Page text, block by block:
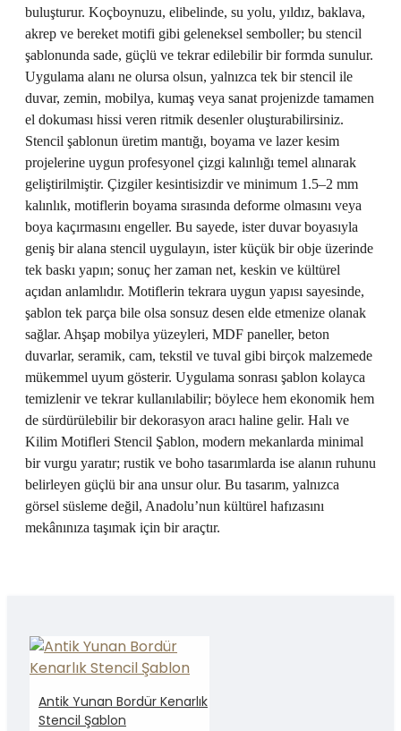
buluşturur. Koçboynuzu, elibelinde, su yolu, yıldız, baklava,
akrep ve bereket motifi gibi geleneksel semboller; bu stencil
şablonunda sade, güçlü ve tekrar edilebilir bir formda sunulur.
Uygulama alanı ne olursa olsun, yalnızca tek bir stencil ile
duvar, zemin, mobilya, kumaş veya sanat projenizde tamamen
el dokuması hissi veren ritmik desenler oluşturabilirsiniz.
Stencil şablonun üretim mantığı, boyama ve lazer kesim
projelerine uygun profesyonel çizgi kalınlığı temel alınarak
geliştirilmiştir. Çizgiler kesintisizdir ve minimum 1.5–2 mm
kalınlık, motiflerin boyama sırasında deforme olmasını veya
boya kaçırmasını engeller. Bu sayede, ister duvar boyasıyla
geniş bir alana stencil uygulayın, ister küçük bir obje üzerinde
tek baskı yapın; sonuç her zaman net, keskin ve kültürel
açıdan anlamlıdır. Motiflerin tekrara uygun yapısı sayesinde,
şablon tek parça bile olsa sonsuz desen elde etmenize olanak
sağlar. Ahşap mobilya yüzeyleri, MDF paneller, beton
duvarlar, seramik, cam, tekstil ve tuval gibi birçok malzemede
mükemmel uyum gösterir. Uygulama sonrası şablon kolayca
temizlenir ve tekrar kullanılabilir; böylece hem ekonomik hem
de sürdürülebilir bir dekorasyon aracı haline gelir. Halı ve
Kilim Motifleri Stencil Şablon, modern mekanlarda minimal
bir vurgu yaratır; rustik ve boho tasarımlarda ise alanın ruhunu
belirleyen güçlü bir ana unsur olur. Bu tasarım, yalnızca
görsel süsleme değil, Anadolu’nun kültürel hafızasını
mekânınıza taşımak için bir araçtır.
Antik Yunan Bordür Kenarlık
Stencil Şablon